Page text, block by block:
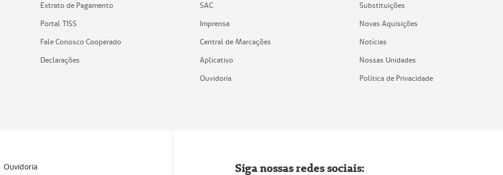
Extrato de Pagamento
Portal TISS
Fale Conosco Cooperado
Declarações
SAC
Imprensa
Central de Marcações
Aplicativo
Ouvidoria
Substituições
Novas Aquisições
Notícias
Nossas Unidades
Política de Privacidade
Ouvidoria Siga nossas redes sociais: